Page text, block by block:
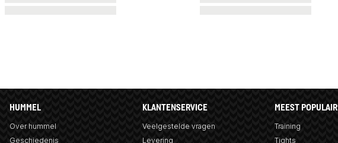
HUMMEL
Over hummel
Geschiedenis
KLANTENSERVICE
Veelgestelde vragen
Levering
MEEST POPULAIR
Training
Tights